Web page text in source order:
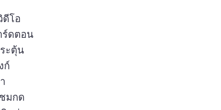
ดีโอ
ร์ดตอน
ะตุ้น
ก์
มกด